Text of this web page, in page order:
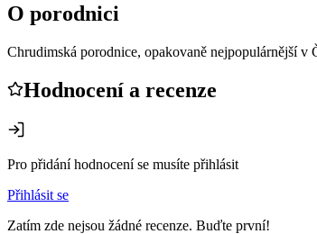
O porodnici
Chrudimská porodnice, opakovaně nejpopulárnější
Hodnocení a recenze
Pro přidání hodnocení se musíte přihlásit
Přihlásit se
Zatím zde nejsou žádné recenze. Buďte první!